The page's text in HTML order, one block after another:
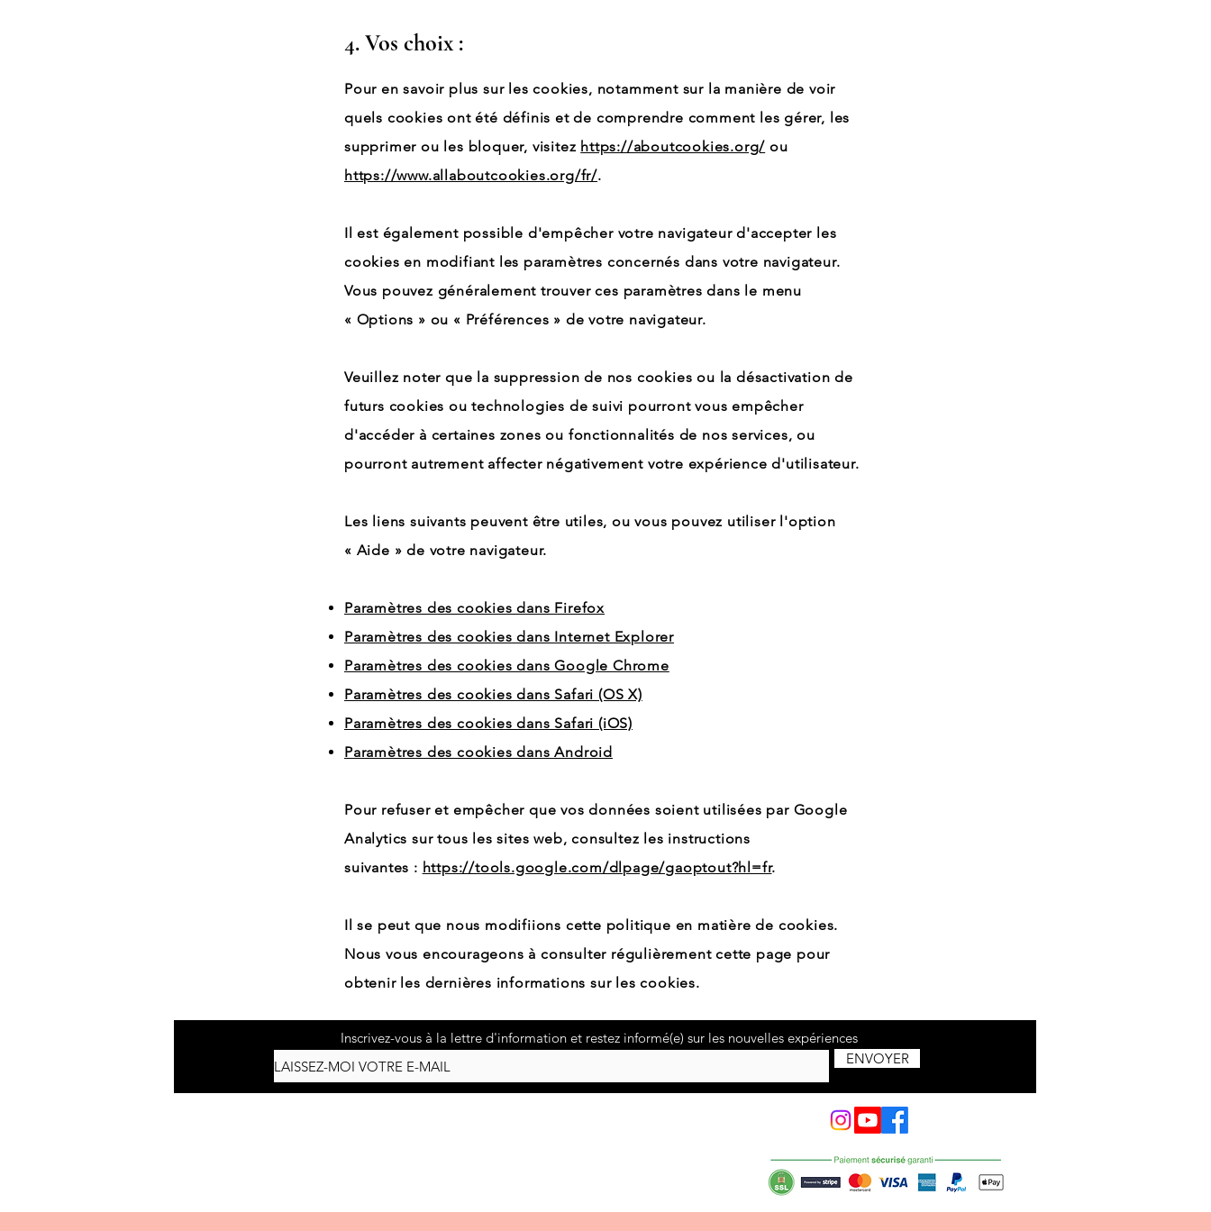
4. Vos choix :
Pour en savoir plus sur les cookies, notamment sur la manière de voir
quels cookies ont été définis et de comprendre comment les gérer, les
supprimer ou les bloquer, visitez https://aboutcookies.org/ ou
https://www.allaboutcookies.org/fr/.
Il est également possible d'empêcher votre navigateur d'accepter les
cookies en modifiant les paramètres concernés dans votre navigateur.
Vous pouvez généralement trouver ces paramètres dans le menu
« Options » ou « Préférences » de votre navigateur.
Veuillez noter que la suppression de nos cookies ou la désactivation de
futurs cookies ou technologies de suivi pourront vous empêcher
d'accéder à certaines zones ou fonctionnalités de nos services, ou
pourront autrement affecter négativement votre expérience d'utilisateur.
Les liens suivants peuvent être utiles, ou vous pouvez utiliser l'option
« Aide » de votre navigateur.
Paramètres des cookies dans Firefox
Paramètres des cookies dans Internet Explorer
Paramètres des cookies dans Google Chrome
Paramètres des cookies dans Safari (OS X)
Paramètres des cookies dans Safari (iOS)
Paramètres des cookies dans Android
Pour refuser et empêcher que vos données soient utilisées par Google
Analytics sur tous les sites web, consultez les instructions
suivantes : https://tools.google.com/dlpage/gaoptout?hl=fr.
Il se peut que nous modifiions cette politique en matière de cookies.
Nous vous encourageons à consulter régulièrement cette page pour
obtenir les dernières informations sur les cookies.
Inscrivez-vous à la lettre d'information et restez informé(e) sur les nouvelles expériences
ENVOYER